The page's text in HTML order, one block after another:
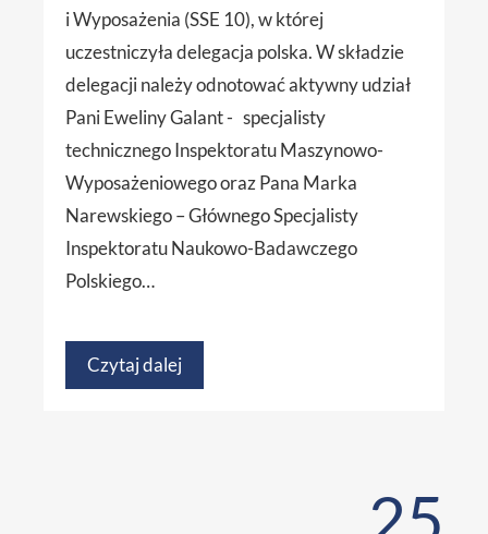
i Wyposażenia (SSE 10), w której
uczestniczyła delegacja polska. W składzie
delegacji należy odnotować aktywny udział
Pani Eweliny Galant - specjalisty
technicznego Inspektoratu Maszynowo-
Wyposażeniowego oraz Pana Marka
Narewskiego – Głównego Specjalisty
Inspektoratu Naukowo-Badawczego
Polskiego…
Czytaj dalej